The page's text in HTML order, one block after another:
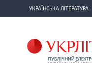
УКРАЇНСЬКА ЛІТЕРАТУРА